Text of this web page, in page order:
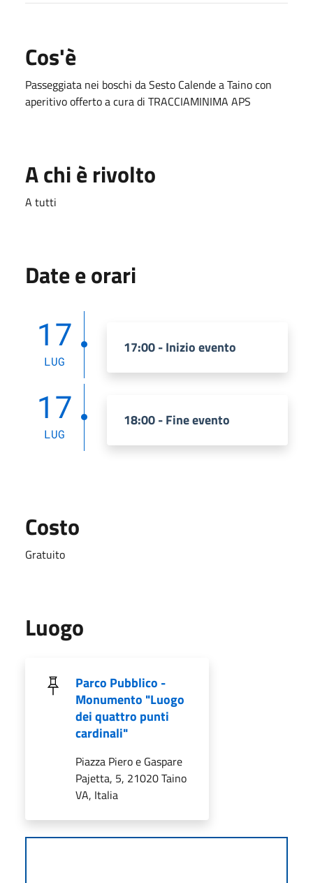
Cos'è
Passeggiata nei boschi da Sesto Calende a Taino con
aperitivo offerto a cura di TRACCIAMINIMA APS
A chi è rivolto
A tutti
Date e orari
17
LUG
17:00 - Inizio evento
17
LUG
18:00 - Fine evento
Costo
Gratuito
Luogo
Parco Pubblico -
Monumento "Luogo
dei quattro punti
cardinali"
Piazza Piero e Gaspare
Pajetta, 5, 21020 Taino
VA, Italia